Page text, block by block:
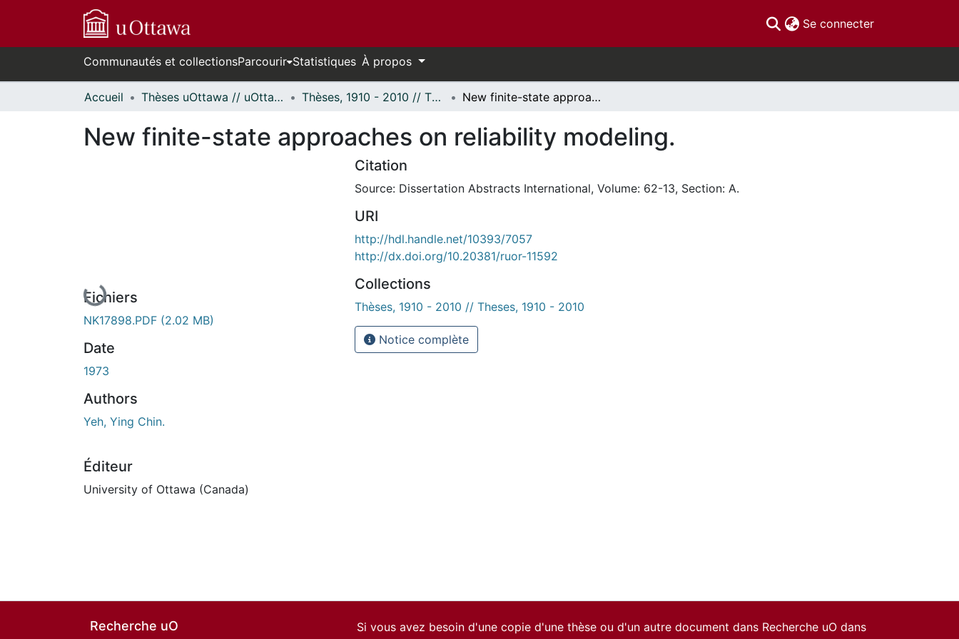
Se connecter(current)
Communautés et collectionsParcourir Statistiques À propos
Accueil Thèses uOttawa // uOttawa Theses Thèses, 1910 - 2010 // Theses, 1910 - 2010 New finite-state approaches on reliability modeling.
New finite-state approaches on reliability modeling.
En cours de chargement...
Fichiers
NK17898.PDF (2.02 MB)
Date
1973
Authors
Yeh, Ying Chin.
Éditeur
University of Ottawa (Canada)
Citation
Source: Dissertation Abstracts International, Volume: 62-13, Section: A.
URI
http://hdl.handle.net/10393/7057
http://dx.doi.org/10.20381/ruor-11592
Collections
Thèses, 1910 - 2010 // Theses, 1910 - 2010
Notice complète
Recherche uO
Si vous avez besoin d'une copie d'une thèse ou d'un autre document dans Recherche uO dans